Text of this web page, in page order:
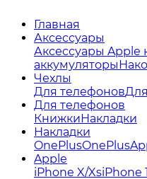
Главная
Аксессуары
Аксессуары Apple
аккумуляторы
Чехлы
Для телефонов
Для телефонов
КнижкиНакладки
Накладки
OnePlusOnePlus
Apple
iPhone X/XsiPhone